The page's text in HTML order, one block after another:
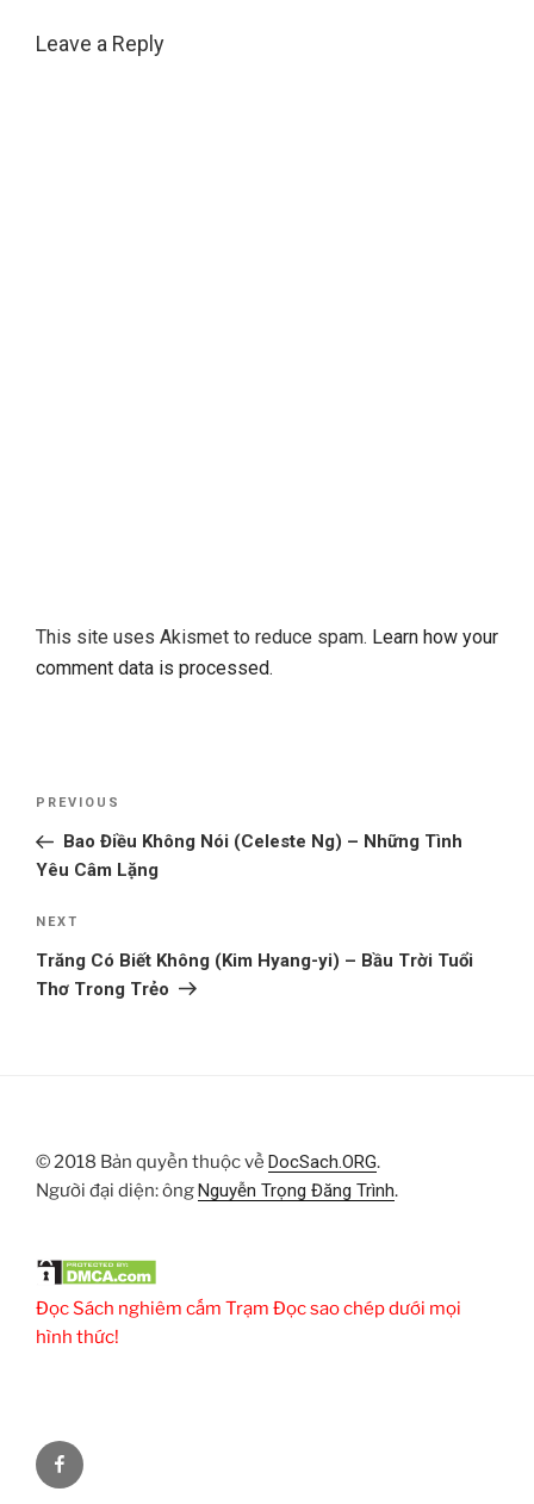
Leave a Reply
This site uses Akismet to reduce spam. Learn how your
comment data is processed.
Post
Previous
Post
PREVIOUS
Bao Điều Không Nói (Celeste Ng) – Những Tình
Yêu Câm Lặng
Next
Post
NEXT
Trăng Có Biết Không (Kim Hyang-yi) – Bầu Trời Tuổi
Thơ Trong Trẻo
© 2018 Bản quyền thuộc về DocSach.ORG.
Người đại diện: ôngNguyễn Trọng Đăng Trình.
Đọc Sách nghiêm cấm Trạm Đọc sao chép dưới mọi
hình thức!
Facebook